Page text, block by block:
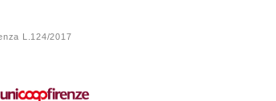
L.124/2017